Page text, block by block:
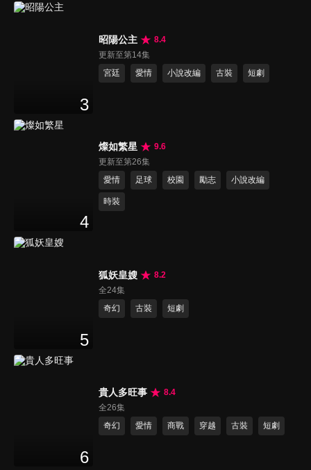
3
昭陽公主
8.4
更新至第14集
宮廷
愛情 小說改編 古裝 短劇
4
燦如繁星
9.6
更新至第26集
愛情
足球 校園 勵志 小說改編
時裝
5
狐妖皇嫂
8.2
全24集
奇幻
古裝 短劇
6
貴人多旺事
8.4
全26集
奇幻
愛情 商戰 穿越 古裝 短劇